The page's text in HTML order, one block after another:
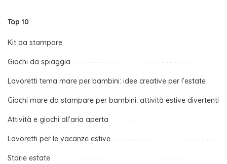
Top 10
Kit da stampare
Giochi da spiaggia
Lavoretti tema mare per bambini: idee creative per l’estate
Giochi mare da stampare per bambini: attività estive divertenti
Attività e giochi all’aria aperta
Lavoretti per le vacanze estive
Storie estate